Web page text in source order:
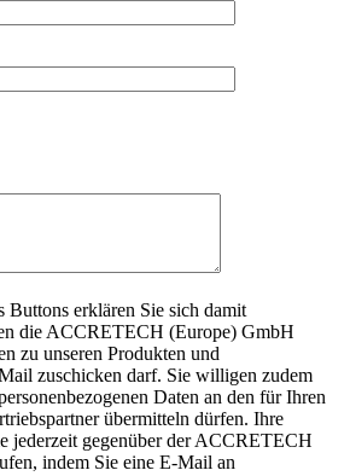
erklären Sie sich damit
die ACCRETECH (Europe) GmbH
zu unseren Produkten und
zuschicken darf. Sie willigen zudem
Daten an den für Ihren
übermitteln dürfen. Ihre
jederzeit gegenüber der ACCRETECH
indem Sie eine E-Mail an